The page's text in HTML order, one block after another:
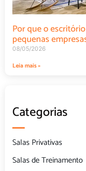
Por que o
pequenas
08/05/2026
Leia mais »
Categorias
Salas Privativas
Salas de Treinamento